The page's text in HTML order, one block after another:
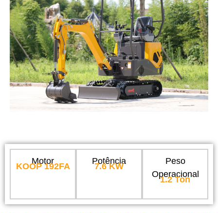
Motor
KOOP 192FA
Potência
7.6 KW
Peso
Operacional
1.2 Ton